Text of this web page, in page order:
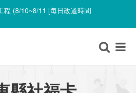
程 (8/10~8/11 [每日改道時間
程 (8/10~8/11 [每日改道時間